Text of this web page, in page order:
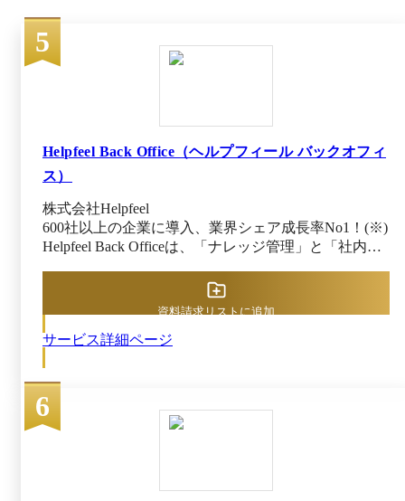
ます。オンラインで無料デモや無料トライアルを
受けたい方は是非資料請求してみてください。
5
Helpfeel Back Office（ヘルプフィール バックオフィ
ス）
株式会社Helpfeel
600社以上の企業に導入、業界シェア成長率No1！(※)
Helpfeel Back Officeは、「ナレッジ管理」と「社内ヘ
FAQシステムです。特許技術「意図予測検索」と生成
AIを融合させ、従業員が知りたい情報に秒速でアク
化・標準化し、業務効率を飛躍的に高めます。FAQの
レッジ基盤を構築します。 ※出典元：Helpfeel公式
HP、 富士キメラ総研「2025 生成 AI／LLMで飛躍す
るAI市場総調査」（2025年10月14日閲覧）
サービス詳細ページ
資料請求リストに追加
6